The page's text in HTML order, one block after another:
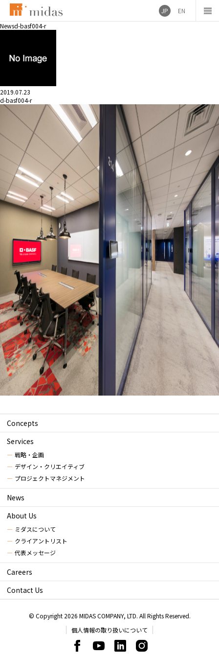
JP
EN
Newsd-basf004-r
2019.07.23
d-basf004-r
Concepts
Services
戦略・企画
デザイン・クリエイティブ
プロジェクトマネジメント
News
About Us
ミダスについて
クライアントリスト
代表メッセージ
Careers
Contact Us
© Copyright 2026 MIDAS COMPANY, LTD. All Rights Reserved.
個人情報の取り扱いについて